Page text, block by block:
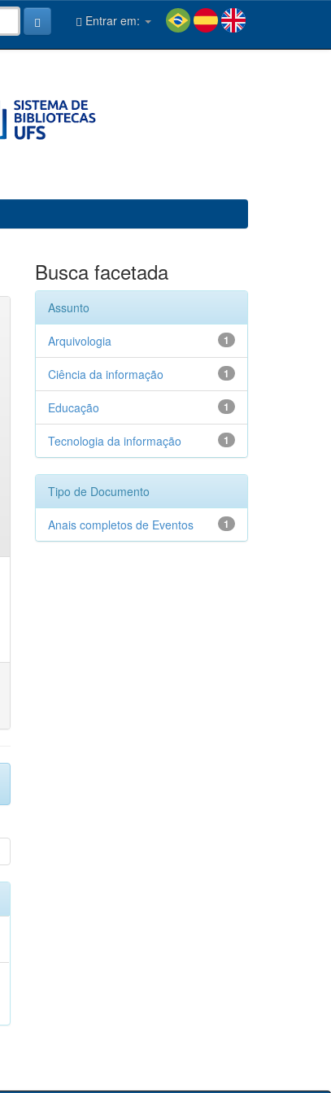
Entrar em:
Busca facetada
Assunto
1
Arquivologia
1
Ciência da informação
1
Educação
1
Tecnologia da informação
Tipo de Documento
1
Anais completos de Eventos